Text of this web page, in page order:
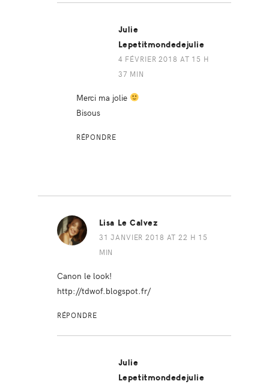
Julie
Lepetitmondedejulie
4 FÉVRIER 2018 AT 15 H
37 MIN
Merci ma jolie
Bisous
RÉPONDRE
Lisa Le Calvez
31 JANVIER 2018 AT 22 H 15
MIN
Canon le look!
http://tdwof.blogspot.fr/
RÉPONDRE
Julie
Lepetitmondedejulie